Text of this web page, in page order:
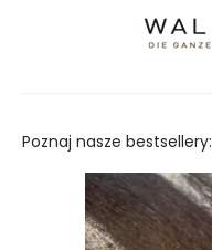
Poznaj nasze bestsellery: